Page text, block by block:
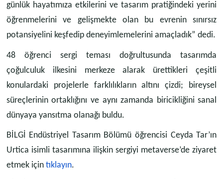
günlük hayatımıza etkilerini ve tasarım pratiğindeki yerini
öğrenmelerini ve gelişmekte olan bu evrenin sınırsız
potansiyelini keşfedip deneyimlemelerini amaçladık” dedi.
48 öğrenci sergi teması doğrultusunda tasarımda
çoğulculuk ilkesini merkeze alarak ürettikleri çeşitli
konulardaki projelerle farklılıkların altını çizdi; bireysel
süreçlerinin ortaklığını ve aynı zamanda biricikliğini sanal
dünyaya yansıtma olanağı buldu.
BİLGİ Endüstriyel Tasarım Bölümü öğrencisi Ceyda Tar’ın
Urtica isimli tasarımına ilişkin sergiyi metaverse’de ziyaret
etmek için tıklayın.